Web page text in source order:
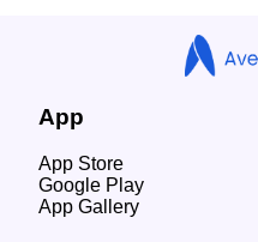
App
App Store
Google Play
App Gallery